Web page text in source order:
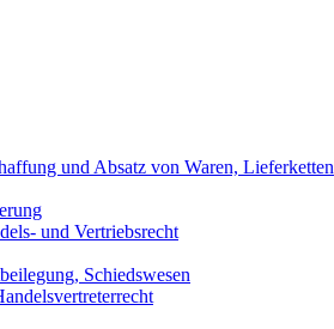
und Absatz von Waren, Lieferketten
und Vertriebsrecht
Schiedswesen